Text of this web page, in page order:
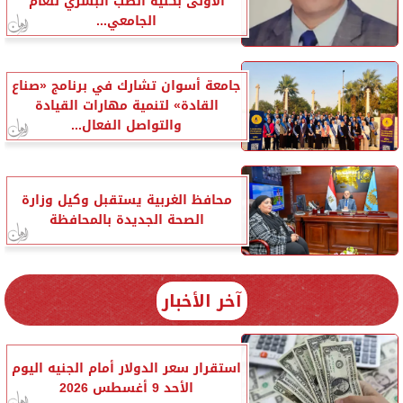
الجامعي...
جامعة أسوان تشارك في برنامج «صناع
القادة» لتنمية مهارات القيادة
والتواصل الفعال...
محافظ الغربية يستقبل وكيل وزارة
الصحة الجديدة بالمحافظة
آخر الأخبار
استقرار سعر الدولار أمام الجنيه اليوم
الأحد 9 أغسطس 2026